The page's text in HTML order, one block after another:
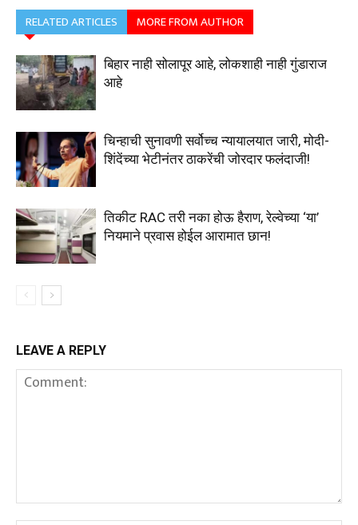
RELATED ARTICLES MORE FROM AUTHOR
बिहार नाही सोलापूर आहे, लोकशाही नाही गुंडाराज
आहे
चिन्हाची सुनावणी सर्वोच्च न्यायालयात जारी, मोदी-
शिंदेंच्या भेटीनंतर ठाकरेंची जोरदार फलंदाजी!
तिकीट RAC तरी नका होऊ हैराण, रेल्वेच्या ‘या’
नियमाने प्रवास होईल आरामात छान!
LEAVE A REPLY